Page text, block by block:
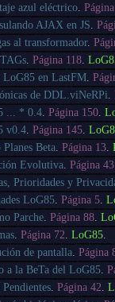
azul eléctrico .
AJAX en JS .
al transformador.
.Página 118 .
LoG85 en LastFM .
de DDL.viNeRPi .
... * 0.4 .Página 150 .
v0.4 .Página 145 .
Beta .Página 13 .
Evolutiva .Página 43
Prioridades y
LoG85 .Página 5 .
Parche .Página 88 .
.Página 72 .LoG85
de pantalla .Página
a la BeTa del LoG85 .
Pendientes .Página 42 .